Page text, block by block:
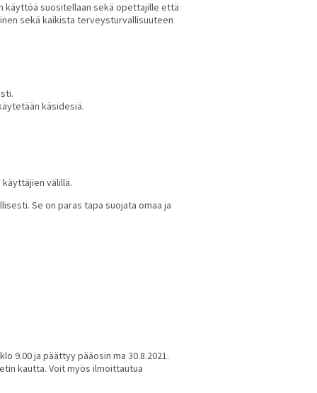
käyttöä suositellaan sekä opettajille että
sekä kaikista terveysturvallisuuteen
käsidesiä.
välillä.
Se on paras tapa suojata omaa ja
9.00 ja päättyy pääosin ma 30.8.2021.
kautta. Voit myös ilmoittautua